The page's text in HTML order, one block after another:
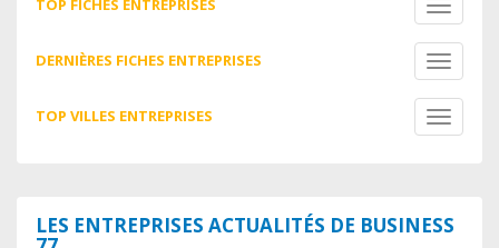
TOP FICHES ENTREPRISES
Toggle
DERNIÈRES FICHES ENTREPRISES
Toggle
TOP VILLES ENTREPRISES
Toggle
LES ENTREPRISES ACTUALITÉS DE BUSINESS